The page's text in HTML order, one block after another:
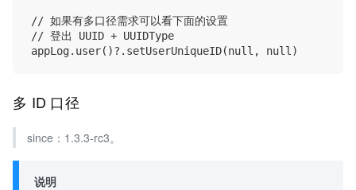
// 如果有多口径需求可以看下面的设置
// 登出 UUID + UUIDType
多 ID 口径
since：1.3.3-rc3。
说明